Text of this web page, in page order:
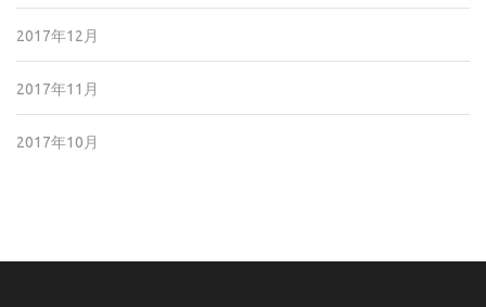
2017年12月
2017年11月
2017年10月